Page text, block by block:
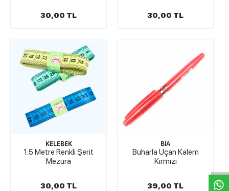
30,00 TL 30,00 TL
KELEBEK
1.5 Metre Renkli Şerit
Mezura
30,00 TL
BİA
Buharla Uçan Kalem
Kırmızı
39,00 TL